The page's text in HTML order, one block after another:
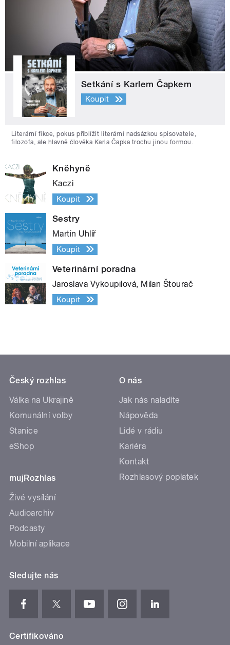
Setkání s Karlem Čapkem
Koupit
Literární fikce, pokus přiblížit literární nadsázkou spisovatele,
filozofa, ale hlavně člověka Karla Čapka trochu jinou formou.
Kněhyně
Kaczi
Koupit
Sestry
Martin Uhlíř
Koupit
Veterinární poradna
Jaroslava Vykoupilová, Milan Štourač
Koupit
Český rozhlas
Válka na Ukrajině
Komunální volby
Stanice
eShop
mujRozhlas
Živé vysílání
Audioarchiv
Podcasty
Mobilní aplikace
O nás
Jak nás naladíte
Nápověda
Lidé v rádiu
Kariéra
Kontakt
Rozhlasový poplatek
Sledujte nás
Certifikováno